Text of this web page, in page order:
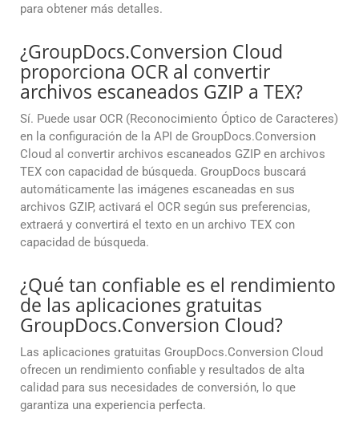
para obtener más detalles.
¿GroupDocs.Conversion Cloud
proporciona OCR al convertir
archivos escaneados GZIP a TEX?
Sí. Puede usar OCR (Reconocimiento Óptico de Caracteres)
en la configuración de la API de GroupDocs.Conversion
Cloud al convertir archivos escaneados GZIP en archivos
TEX con capacidad de búsqueda. GroupDocs buscará
automáticamente las imágenes escaneadas en sus
archivos GZIP, activará el OCR según sus preferencias,
extraerá y convertirá el texto en un archivo TEX con
capacidad de búsqueda.
¿Qué tan confiable es el rendimiento
de las aplicaciones gratuitas
GroupDocs.Conversion Cloud?
Las aplicaciones gratuitas GroupDocs.Conversion Cloud
ofrecen un rendimiento confiable y resultados de alta
calidad para sus necesidades de conversión, lo que
garantiza una experiencia perfecta.